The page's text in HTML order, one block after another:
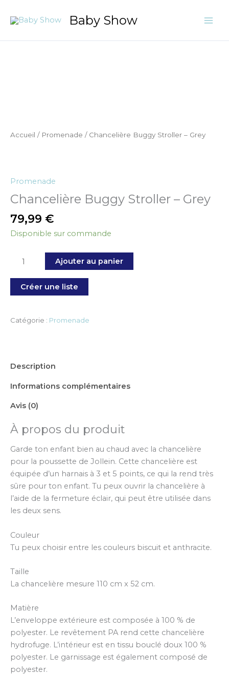
Baby Show
Accueil / Promenade / Chancelière Buggy Stroller – Grey
Promenade
Chancelière Buggy Stroller – Grey
79,99 €
Disponible sur commande
Grey
Ajouter au panier
Créer une liste
Catégorie : Promenade
Description
Informations complémentaires
Avis (0)
À propos du produit
Garde ton enfant bien au chaud avec la chancelière
pour la poussette de Jollein. Cette chancelière est
équipée d’un harnais à 3 et 5 points, ce qui la rend très
sûre pour ton enfant. Tu peux ouvrir la chancelière à
l’aide de la fermeture éclair, qui peut être utilisée dans
les deux sens.
Couleur
Tu peux choisir entre les couleurs biscuit et anthracite.
Taille
La chancelière mesure 110 cm x 52 cm.
Matière
L’enveloppe extérieure est composée à 100 % de
polyester. Le revêtement PA rend cette chancelière
hydrofuge. L’intérieur est en tissu bouclé doux 100 %
polyester. Le garnissage est également composé de
polyester.